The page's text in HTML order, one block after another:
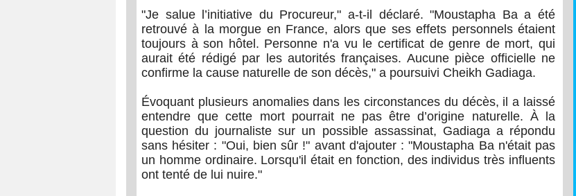
"Je salue l’initiative du Procureur," a-t-il déclaré. "Moustapha Ba a été
retrouvé à la morgue en France, alors que ses effets personnels étaient
toujours à son hôtel. Personne n'a vu le certificat de genre de mort, qui
aurait été rédigé par les autorités françaises. Aucune pièce officielle ne
confirme la cause naturelle de son décès," a poursuivi Cheikh Gadiaga.
Évoquant plusieurs anomalies dans les circonstances du décès, il a laissé
entendre que cette mort pourrait ne pas être d’origine naturelle. À la
question du journaliste sur un possible assassinat, Gadiaga a répondu
sans hésiter : "Oui, bien sûr !" avant d'ajouter : "Moustapha Ba n'était pas
un homme ordinaire. Lorsqu'il était en fonction, des individus très influents
ont tenté de lui nuire."